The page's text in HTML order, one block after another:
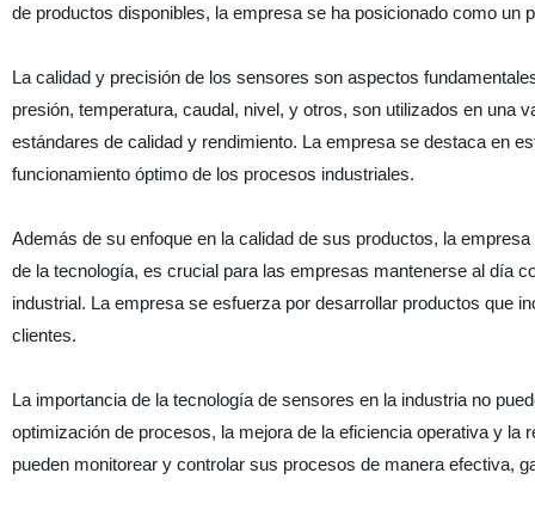
de productos disponibles, la empresa se ha posicionado como un
La calidad y precisión de los sensores son aspectos
presión, temperatura, caudal, nivel, y otros, son utilizados en una
estándares de calidad y rendimiento. La empresa se destaca en
funcionamiento óptimo de los procesos industriales.
Además de su enfoque en la calidad de sus productos, la
de la tecnología, es crucial para las empresas mantenerse al día
industrial. La empresa se esfuerza por desarrollar productos que
clientes.
La importancia de la tecnología de sensores en la industria no
optimización de procesos, la mejora de la eficiencia operativa y
pueden monitorear y controlar sus procesos de manera efectiva,